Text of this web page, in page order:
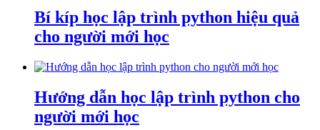
Bí kíp học lập trình python hiệu quả
cho người mới học
Hướng dẫn học lập trình python cho
người mới học